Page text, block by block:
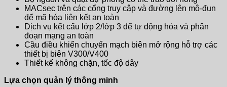
MACsec trên các cổng truy cập và đường lên mô-đun
để mã hóa liên kết an toàn
Dịch vụ kết cấu lớp 2/lớp 3 để tự động hóa và phân
đoạn mạng an toàn
Cầu điều khiển chuyển mạch biên mở rộng hỗ trợ các
thiết bị biên V300/V400
Thiết kế không chặn, tốc độ dây
Lựa chọn quản lý thông minh